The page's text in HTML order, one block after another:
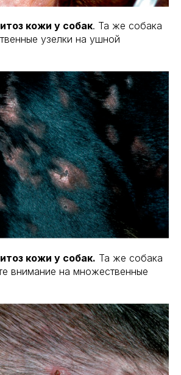
кожи у собак. Та же собака
узелки на ушной
кожи у собак. Та же собака
внимание на множественные